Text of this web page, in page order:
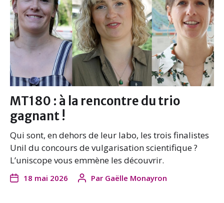
MT180 : à la rencontre du trio
gagnant !
Qui sont, en dehors de leur labo, les trois finalistes
Unil du concours de vulgarisation scientifique ?
L’uniscope vous emmène les découvrir.
18 mai 2026 Par Gaëlle Monayron